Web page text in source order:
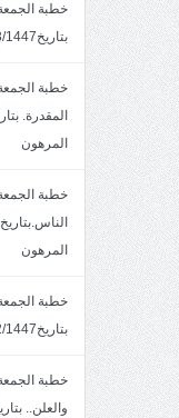
بتاريخ4/3/1447. سماحة الشيخ مصطفى المرهون
المرهون
المرهون
بتاريخ6/2/1447.سماحة الشيخ مصطفى المرهون